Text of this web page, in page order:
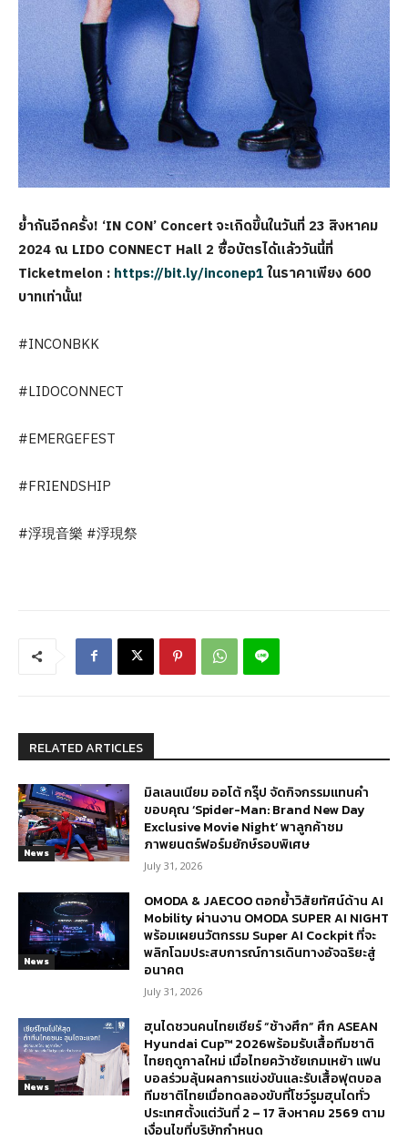
ย้ำกันอีกครั้ง! ‘IN CON’ Concert จะเกิดขึ้นในวันที่ 23 สิงหาคม
2024 ณ LIDO CONNECT Hall 2 ซื้อบัตรได้แล้ววันนี้ที่
Ticketmelon : https://bit.ly/inconep1ในราคาเพียง 600
บาทเท่านั้น!
#INCONBKK
#LIDOCONNECT
#EMERGEFEST
#FRIENDSHIP
#浮現音樂 #浮現祭
RELATED ARTICLES
News
มิลเลนเนียม ออโต้ กรุ๊ป จัดกิจกรรมแทนคำ
ขอบคุณ ‘Spider-Man: Brand New Day
Exclusive Movie Night’ พาลูกค้าชม
ภาพยนตร์ฟอร์มยักษ์รอบพิเศษ
July 31, 2026
News
OMODA & JAECOO ตอกย้ำวิสัยทัศน์ด้าน AI
Mobility ผ่านงาน OMODA SUPER AI NIGHT
พร้อมเผยนวัตกรรม Super AI Cockpit ที่จะ
พลิกโฉมประสบการณ์การเดินทางอัจฉริยะสู่
อนาคต
July 31, 2026
News
ฮุนไดชวนคนไทยเชียร์ “ช้างศึก” ศึก ASEAN
Hyundai Cup™ 2026พร้อมรับเสื้อทีมชาติ
ไทยฤดูกาลใหม่ เมื่อไทยคว้าชัยเกมเหย้า แฟน
บอลร่วมลุ้นผลการแข่งขันและรับเสื้อฟุตบอล
ทีมชาติไทยเมื่อทดลองขับที่โชว์รูมฮุนไดทั่ว
ประเทศตั้งแต่วันที่ 2 – 17 สิงหาคม 2569 ตาม
เงื่อนไขที่บริษัทกำหนด